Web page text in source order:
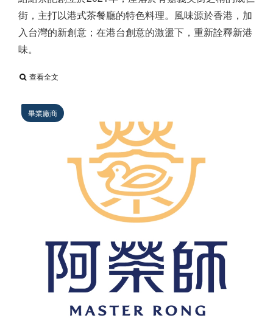
街，主打以港式茶餐廳的特色料理。風味源於香港，加
入台灣的新創意；在港台創意的激盪下，重新詮釋新港
味。
查看全文
畢業廠商